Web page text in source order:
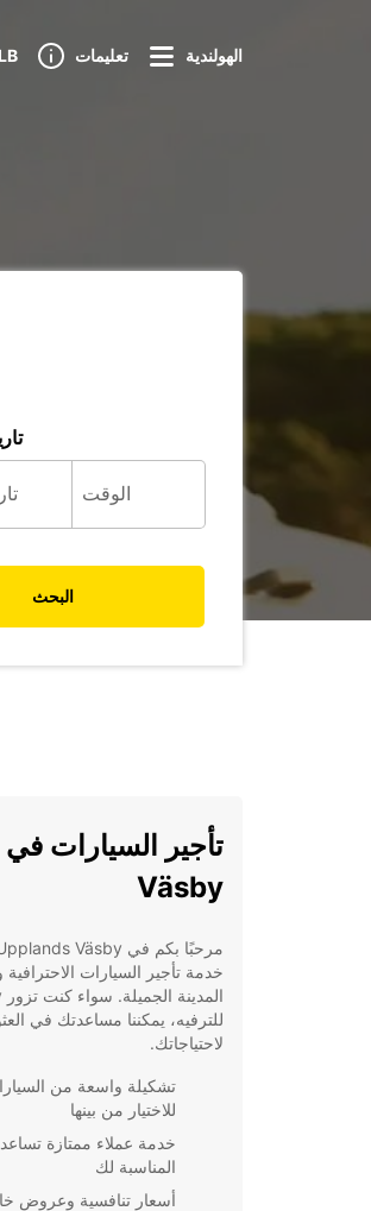
LB تعليمات الهولندية
البحث
Väsby
خدمة تأجير السيارات
للترفيه، يمكننا مساعدتك في
لاحتياجاتك.
تشكيلة واسعة من
للاختيار من بينها
خدمة عملاء ممتازة
المناسبة لك
أسعار تنافسية وعروض